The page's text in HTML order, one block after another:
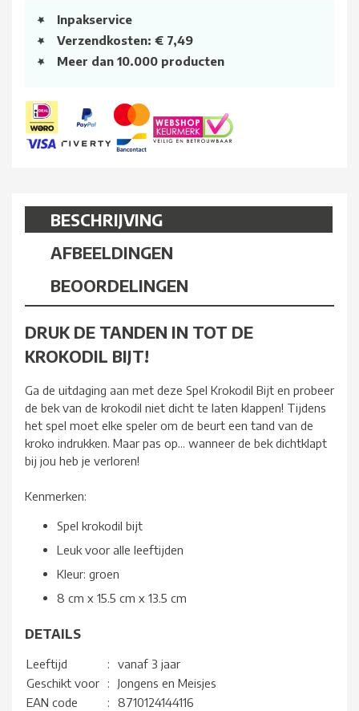
Inpakservice
Verzendkosten: € 7,49
Meer dan 10.000 producten
BESCHRIJVING
AFBEELDINGEN
BEOORDELINGEN
DRUK DE TANDEN IN TOT DE
KROKODIL BIJT!
Ga de uitdaging aan met deze Spel Krokodil Bijt en probeer
de bek van de krokodil niet dicht te laten klappen! Tijdens
het spel moet elke speler om de beurt een tand van de
kroko indrukken. Maar pas op... wanneer de bek dichtklapt
bij jou heb je verloren!
Kenmerken:
Spel krokodil bijt
Leuk voor alle leeftijden
Kleur: groen
8 cm x 15.5 cm x 13.5 cm
DETAILS
Leeftijd :
vanaf 3 jaar
Geschikt voor
:
Jongens en Meisjes
EAN code
:
8710124144116